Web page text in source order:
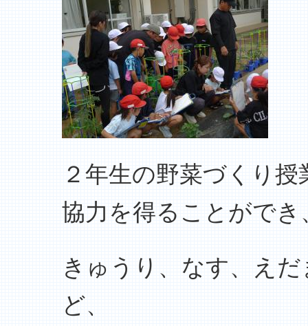
２年生の野菜づくり
協力を得ることができ
きゅうり、なす、え
ど、